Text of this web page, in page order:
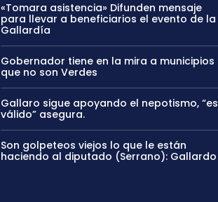
«Tomara asistencia» Difunden mensaje
para llevar a beneficiarios el evento de la
Gallardía
Gobernador tiene en la mira a municipios
que no son Verdes
Gallaro sigue apoyando el nepotismo, “es
válido” asegura.
Son golpeteos viejos lo que le están
haciendo al diputado (Serrano): Gallardo